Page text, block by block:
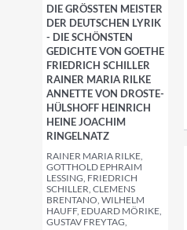
DIE GRÖSSTEN MEISTER D
ER DEUTSCHEN LYRIK -
DIE SCHÖNSTEN G
EDICHTE VON GOETHE F
RIEDRICH SCHILLER R
AINER MARIA RILKE A
NNETTE VON DROSTE-H
ÜLSHOFF HEINRICH H
EINE JOACHIM R
INGELNATZ
RAINER MARIA RILKE,
GOTTHOLD EPHRAIM
LESSING, FRIEDRICH
SCHILLER, CLEMENS
BRENTANO, WILHELM
HAUFF, EDUARD MÖRIKE,
GUSTAV FREYTAG,